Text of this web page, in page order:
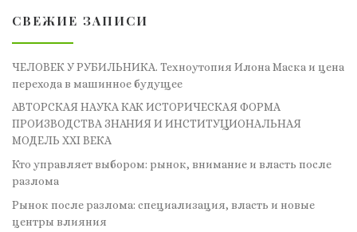
СВЕЖИЕ ЗАПИСИ
ЧЕЛОВЕК У РУБИЛЬНИКА. Техноутопия Илона Маска и цена
перехода в машинное будущее
АВТОРСКАЯ НАУКА КАК ИСТОРИЧЕСКАЯ ФОРМА
ПРОИЗВОДСТВА ЗНАНИЯ И ИНСТИТУЦИОНАЛЬНАЯ
МОДЕЛЬ XXI ВЕКА
Кто управляет выбором: рынок, внимание и власть после
разлома
Рынок после разлома: специализация, власть и новые
центры влияния